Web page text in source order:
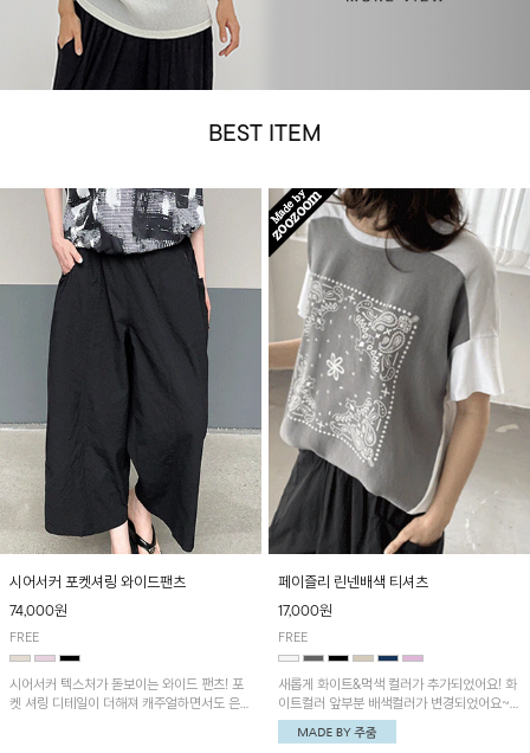
BEST ITEM
시어서커 포켓셔링 와이드팬츠
74,000원
FREE
시어서커 텍스처가 돋보이는 와이드 팬츠! 포
켓 셔링 디테일이 더해져 캐주얼하면서도 은은
페이즐리 린넨배색 티셔츠
17,000원
FREE
새롭게 화이트&먹색 컬러가 추가되었어요! 화
이트컬러 앞부분 배색컬러가 변경되었어요~
중앙 린넨배색으로 유니크하면서 페이즐리 패
턴으로 감각적인 분위기를 연출이 가능한 티셔